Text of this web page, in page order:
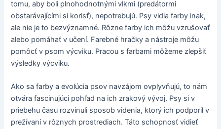
tomu, aby boli plnohodnotnými vlkmi (predátormi
obstarávajícími si korisť), nepotrebujú. Psy vidia farby inak,
ale nie je to bezvýznamné. Rôzne farby ich môžu vzrušovať
alebo pomáhať v učení. Farebné hračky a nástroje môžu
pomôcť v psom výcviku. Pracou s farbami môžeme zlepšiť
výsledky výcviku.
Ako sa farby a evolúcia psov navzájom ovplyvňujú, to nám
otvára fascinujúci pohľad na ich zrakový vývoj. Psy si v
priebehu času rozvinuli sposob videnia, ktorý ich podporil v
prežívaní v rôznych prostrediach. Táto schopnosť vidieť